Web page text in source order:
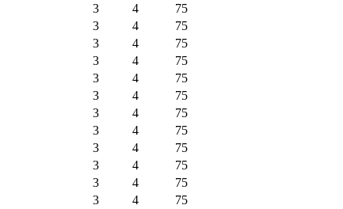
3 4
75
3 4
75
3 4
75
3 4
75
3 4
75
3 4
75
3 4
75
3 4
75
3 4
75
3 4
75
3 4
75
3 4
75